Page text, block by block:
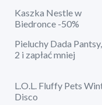
Kaszka Nestle w
Biedronce -50%
Pieluchy Dada
2 i zapłać mniej
L.O.L. Fluffy Pets
Disco